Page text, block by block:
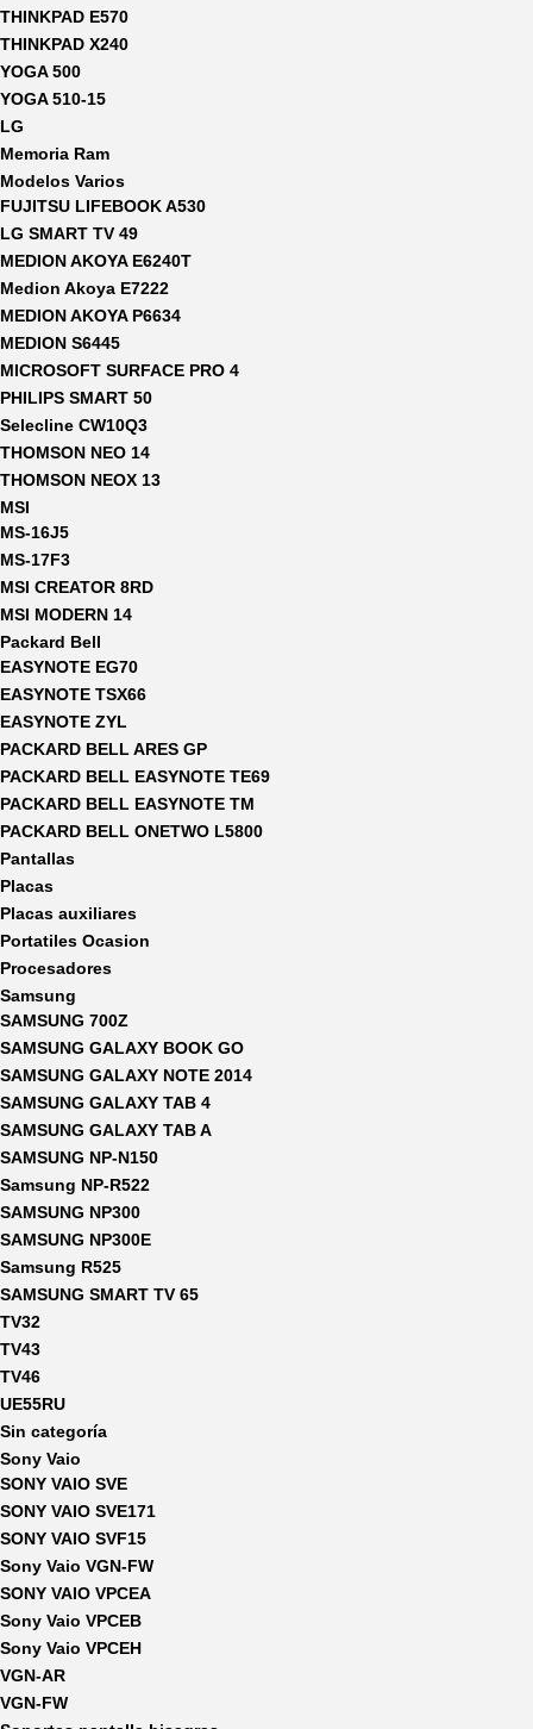
THINKPAD E570
THINKPAD X240
YOGA 500
YOGA 510-15
LG
Memoria Ram
Modelos Varios
FUJITSU LIFEBOOK A530
LG SMART TV 49
MEDION AKOYA E6240T
Medion Akoya E7222
MEDION AKOYA P6634
MEDION S6445
MICROSOFT SURFACE PRO 4
PHILIPS SMART 50
Selecline CW10Q3
THOMSON NEO 14
THOMSON NEOX 13
MSI
MS-16J5
MS-17F3
MSI CREATOR 8RD
MSI MODERN 14
Packard Bell
EASYNOTE EG70
EASYNOTE TSX66
EASYNOTE ZYL
PACKARD BELL ARES GP
PACKARD BELL EASYNOTE TE69
PACKARD BELL EASYNOTE TM
PACKARD BELL ONETWO L5800
Pantallas
Placas
Placas auxiliares
Portatiles Ocasion
Procesadores
Samsung
SAMSUNG 700Z
SAMSUNG GALAXY BOOK GO
SAMSUNG GALAXY NOTE 2014
SAMSUNG GALAXY TAB 4
SAMSUNG GALAXY TAB A
SAMSUNG NP-N150
Samsung NP-R522
SAMSUNG NP300
SAMSUNG NP300E
Samsung R525
SAMSUNG SMART TV 65
TV32
TV43
TV46
UE55RU
Sin categoría
Sony Vaio
SONY VAIO SVE
SONY VAIO SVE171
SONY VAIO SVF15
Sony Vaio VGN-FW
SONY VAIO VPCEA
Sony Vaio VPCEB
Sony Vaio VPCEH
VGN-AR
VGN-FW